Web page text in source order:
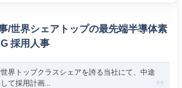
/世界シェアトップの最先端半導体素
採用人事
界トップクラスシェアを誇る当社にて、中途
て採用計画...